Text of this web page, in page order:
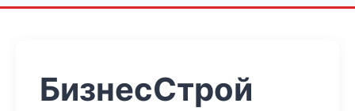
БизнесСтрой